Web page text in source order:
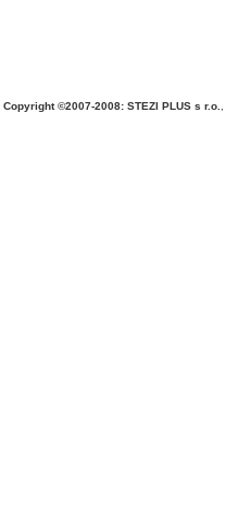
Copyright ©2007-2008: STEZI PLUS s r.o.